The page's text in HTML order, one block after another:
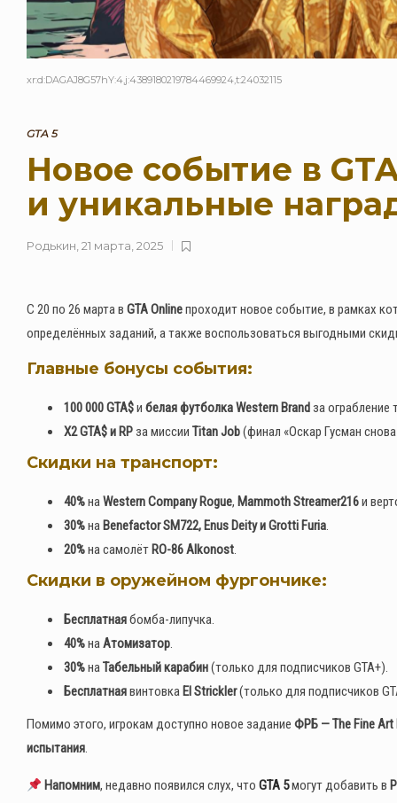
xr:d:DAGAJ8G57hY:4,j:4389180219784469924,t:24032115
GTA 5
Новое событие в
и уникальные
Родькин,21 марта, 2025
С 20 по 26 марта в GTA Onlineпроходит новое событие, в рамках
определённых заданий, а также воспользоваться выгодными
Главные бонусы события:
100 000 GTA$и белая футболка Western Brand за ограбление
X2 GTA$ и RPза миссии Titan Job(финал «Оскар Гусман
Скидки на транспорт:
40%наWestern Company Rogue, Mammoth Streamer216и
30%на Benefactor SM722, Enus Deity и Grotti Furia.
20%на самолёт RO-86 Alkonost.
Скидки в оружейном фургончике:
Бесплатнаябомба-липучка.
40%наАтомизатор.
30%наТабельный карабин(только для подписчиков GTA+).
Бесплатнаявинтовка El Strickler(только для подписчиков
Помимо этого, игрокам доступно новое задание ФРБ — The Fine Art
испытания.
Напомним, недавно появился слух, чтоGTA 5могут добавить в